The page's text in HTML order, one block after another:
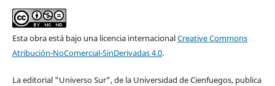
Esta obra está bajo una licencia internacionalCreative Commons
Atribución-NoComercial-SinDerivadas 4.0.
La editorial "Universo Sur", de la Universidad de Cienfuegos, publica